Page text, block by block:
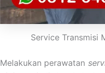
Service Transmisi
Melakukan perawatan